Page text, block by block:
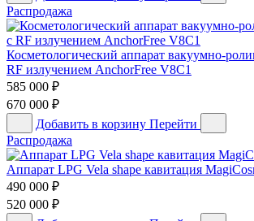
Распродажа
Косметологический аппарат вакуумно-
RF излучением AnchorFree V8C1
585 000 ₽
670 000 ₽
Добавить в корзину Перейти
Распродажа
Аппарат LPG Vela shape кавитация
490 000 ₽
520 000 ₽